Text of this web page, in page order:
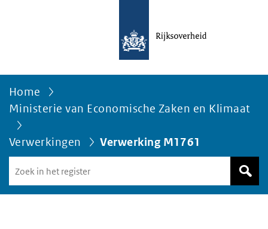
Home
Ministerie van Economische Zaken en Klimaat
Verwerkingen Verwerking M1761
in
het